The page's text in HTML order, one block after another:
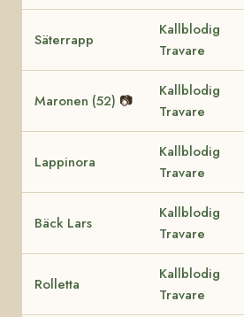
Säterrapp
Kallblodig
Travare
Maronen (52) 📷
Kallblodig
Travare
Lappinora
Kallblodig
Travare
Bäck Lars
Kallblodig
Travare
Rolletta
Kallblodig
Travare